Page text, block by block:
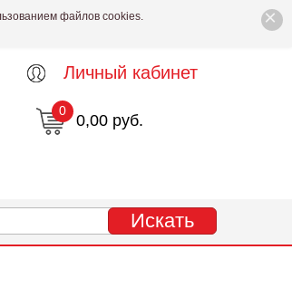
×
файлов cookies.
Личный кабинет
0,00 руб.
0